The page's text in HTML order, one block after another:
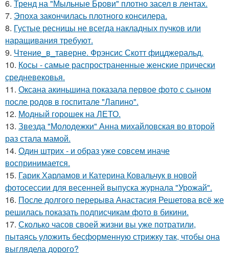
6. Тренд на "Мыльные Брови" плотно засел в лентах.
7. Эпоха закончилась плотного консилера.
8. Густые ресницы не всегда накладных пучков или
наращивания требуют.
9. Чтение_в_таверне. Фрэнсис Скотт фицджеральд.
10. Косы - самые распространенные женские прически
средневековья.
11. Оксана акиньшина показала первое фото с сыном
после родов в госпитале "Лапино".
12. Модный горошек на ЛЕТО.
13. Звезда "Молодежки" Анна михайловская во второй
раз стала мамой.
14. Один штрих - и образ уже совсем иначе
воспринимается.
15. Гарик Харламов и Катерина Ковальчук в новой
фотосессии для весенней выпуска журнала "Урожай".
16. После долгого перерыва Анастасия Решетова всё же
решилась показать подписчикам фото в бикини.
17. Сколько часов своей жизни вы уже потратили,
пытаясь уложить бесформенную стрижку так, чтобы она
выглядела дорого?